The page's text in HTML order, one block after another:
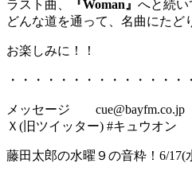
ラスト曲、 『Woman』 へと続い
どんな道を通って、名曲にたど
お楽しみに！！
・・・・・・・・・・・・・・
メッセージ cue@bayfm.co.jp
Ｘ(旧ツイッター) #キュウオン
藤田太郎の水曜９の音粋！6/17(